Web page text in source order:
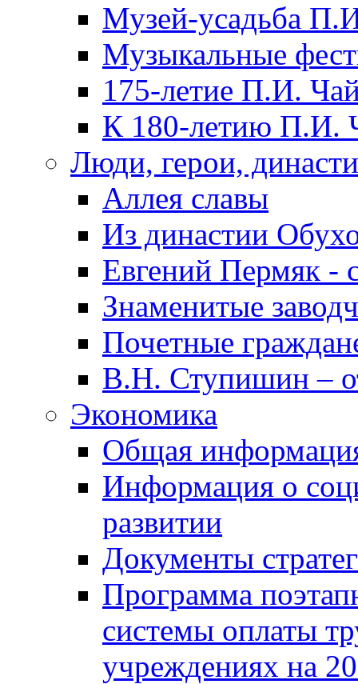
Музей-усадьба
Музыкальные
175-летие П.И.
К 180-летию П.И.
Люди, герои,
Аллея славы
Из династии
Евгений Пермяк -
Знаменитые
Почетные
В.Н. Ступишин –
Экономика
Общая
Информация о
развитии
Документы
Программа
системы оплаты
учреждениях на